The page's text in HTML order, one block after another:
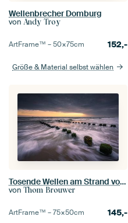
Wellenbrecher Domburg
von Andy Troy
ArtFrame™ –50×75cm 152,-
Größe & Material selbst wählen
Tosende Wellen am Strand von Zoutelande
von Thom Brouwer
ArtFrame™ –75×50cm 145,-